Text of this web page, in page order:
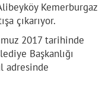
Kemerburgaz
çıkarıyor.
2017 tarihinde
Başkanlığı
adresinde